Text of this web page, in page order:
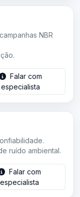
NBR
Falar com
especialista
ruído ambiental.
Falar com
especialista